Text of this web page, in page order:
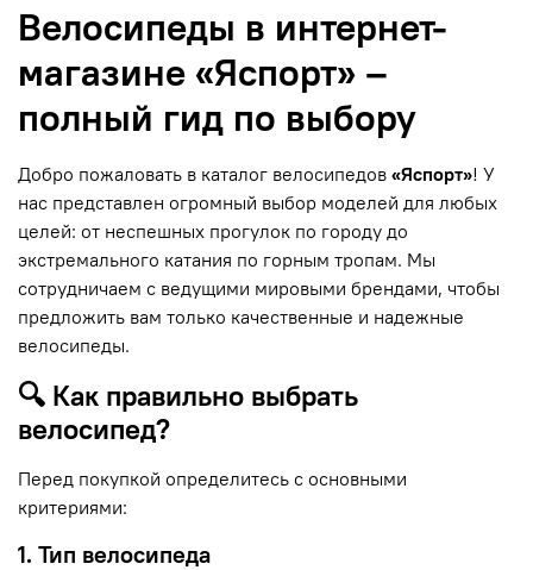
Велосипеды в интернет-
магазине «Яспорт» –
полный гид по выбору
Добро пожаловать в каталог велосипедов «Яспорт»! У
нас представлен огромный выбор моделей для любых
целей: от неспешных прогулок по городу до
экстремального катания по горным тропам. Мы
сотрудничаем с ведущими мировыми брендами, чтобы
предложить вам только качественные и надежные
велосипеды.
🔍 Как правильно выбрать
велосипед?
Перед покупкой определитесь с основными
критериями:
1. Тип велосипеда